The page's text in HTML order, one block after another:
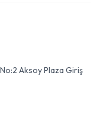
Aksoy Plaza Giriş